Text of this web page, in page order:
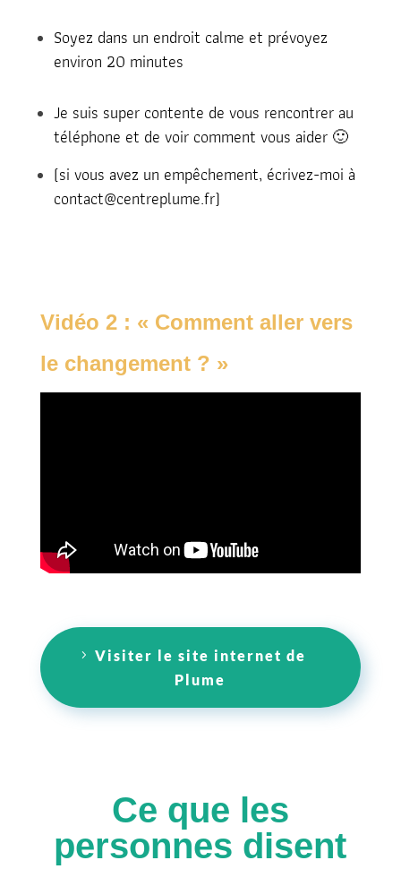
Soyez dans un endroit calme et prévoyez
environ 20 minutes
Je suis super contente de vous rencontrer au
téléphone et de voir comment vous aider 🙂
(si vous avez un empêchement, écrivez-moi à
contact@centreplume.fr)
Vidéo 2 : « Comment aller vers
le changement ? »
Visiter le site internet de
Plume
Ce que les
personnes disent